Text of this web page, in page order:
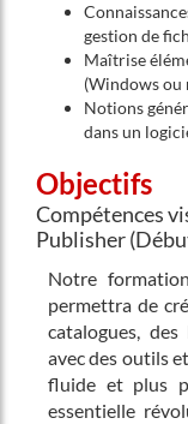
gestion de
Maîtrise
(Windows ou
Notions
dans un
Objectifs
Compétences
Publisher
Notre
permettra de
catalogues,
avec des outils
fluide et plus
essentielle